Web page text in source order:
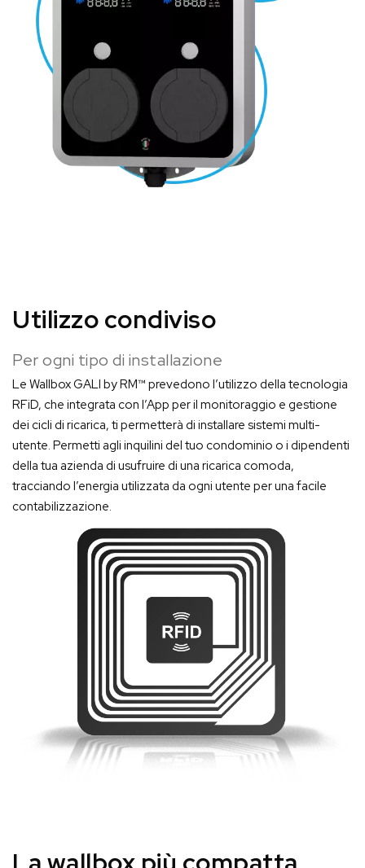
Utilizzo condiviso
Per ogni tipo di installazione
Le Wallbox GALI by RM™ prevedono l’utilizzo della tecnologia
RFiD, che integrata con l’App per il monitoraggio e gestione
dei cicli di ricarica, ti permetterà di installare sistemi multi-
utente. Permetti agli inquilini del tuo condominio o i dipendenti
della tua azienda di usufruire di una ricarica comoda,
tracciando l’energia utilizzata da ogni utente per una facile
contabilizzazione.